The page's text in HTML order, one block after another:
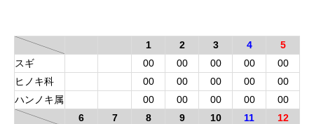
1 2 3 4
5
スギ
00 00 00 00
00
ヒノキ科
00 00 00 00
00
ハンノキ属
00 00 00 00
00
6
7 8 9 10 11
12